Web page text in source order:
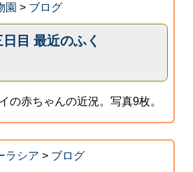
園 > ブログ
目 最近のふく
の赤ちゃんの近況。写真9枚。
ラシア > ブログ